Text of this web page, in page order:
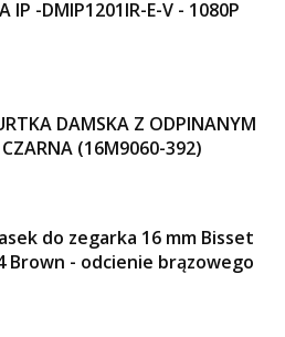
IP -DMIP1201IR-E-V - 1080P
DAMSKA Z ODPINANYM
(16M9060-392)
do zegarka 16 mm Bisset
Brown - odcienie brązowego